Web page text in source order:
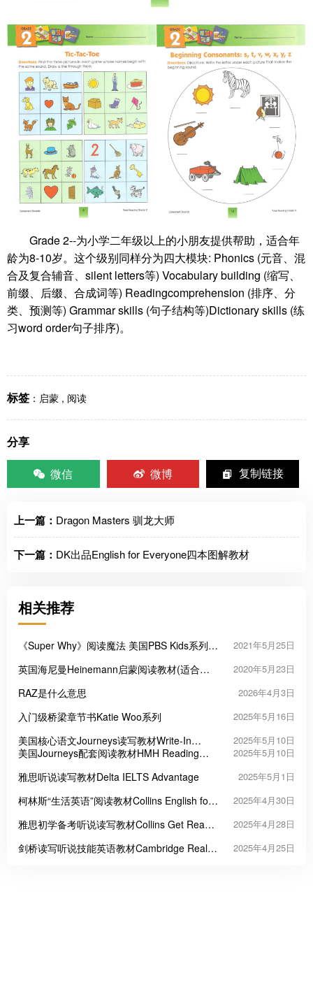
Grade 2--为小学二年级以上的小朋友提供帮助，适合年
龄为8-10岁。这个级别同样分为四大模块: Phonics (元音、混
合及复合辅音、silent letters等) Vocabulary building (缩写、
前缀、后缀、合成词等) Readingcomprehension (排序、分
类、预测等) Grammar skills (句子结构等)Dictionary skills (练
习word order句子排序)。
标签 ： 启蒙 , 阅读
分享
微信
微博 复制链接
上一篇： Dragon Masters 驯龙大师
下一篇： DK出品English for Everyone四本图解教材
相关推荐
《Super Why》阅读魔法 美国PBS Kids系列英
2021年5月25日
英国海尼曼Heinemann启蒙阅读教材(适合幼
2020年5月23日
RAZ是什么意思 2026年4月3日
入门级桥梁章节书Katie Woo系列 2025年5月16日
美国核心语文Journeys读写教材Write-In
Reader
2025年5月10日
美国Journeys配套阅读教材HMH Reading
2025年5月10日
雅思听说读写教材Delta IELTS Advantage 2025年5月1日
柯林斯“生活英语”阅读教材Collins English for
2025年4月30日
雅思初学备考听说读写教材Collins Get Ready
2025年4月28日
剑桥读写听说技能英语教材Cambridge Real
2025年4月25日